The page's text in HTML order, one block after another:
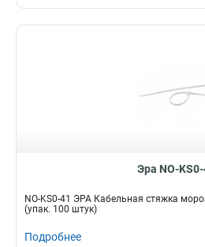
Эра NO-KS0-
NO-KS0-41 ЭРА Кабельная стяжка
(упак. 100 штук)
Подробнее